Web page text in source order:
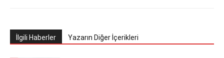
İlgili Haberler Yazarın Diğer İçerikleri